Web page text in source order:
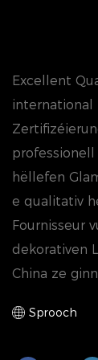
Excellent
international
professionell
hëllefen
e qualitativ
Fournisseur
dekorativen
China ze ginn.
Sprooch